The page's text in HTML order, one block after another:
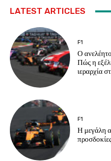
LATEST ARTICLES
F1
Ο
Πώς η
ιεραρχία
F1
Η μεγάλη